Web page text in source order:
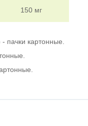
150 мг
пачки картонные.